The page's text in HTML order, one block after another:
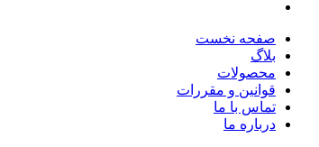
صفحه نخست
بلاگ
محصولات
قوانین و مقررات
تماس با ما
درباره ما